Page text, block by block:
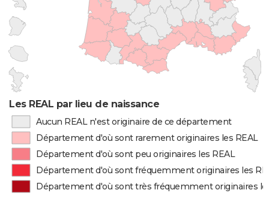
Les REAL par lieu de naissance
Aucun REAL n'est originaire de ce département
Département d'où sont rarement originaires les REAL
Département d'où sont peu originaires les REAL
Département d'où sont fréquemment originaires les
Département d'où sont très fréquemment originaires